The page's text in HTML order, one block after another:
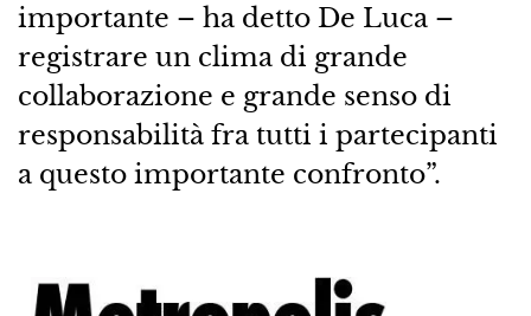
importante – ha detto De Luca –
registrare un clima di grande
collaborazione e grande senso di
responsabilità fra tutti i partecipanti
a questo importante confronto”.